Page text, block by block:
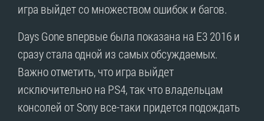
игра выйдет со множеством ошибок и багов.
Days Gone впервые была показана на E3 2016 и
сразу стала одной из самых обсуждаемых.
Важно отметить, что игра выйдет
исключительно на PS4, так что владельцам
консолей от Sony все-таки придется подождать